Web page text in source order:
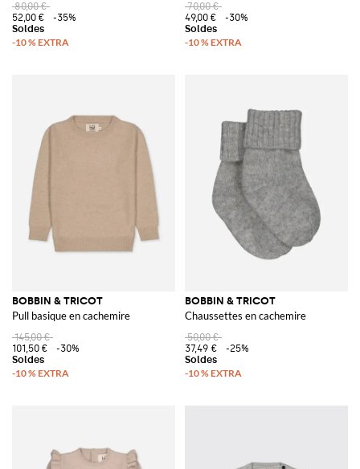
80,00 €
52,00 €
-35%
70,00 €
49,00 €
-30%
BOBBIN & TRICOT
Pull basique en cachemire
145,00 €
101,50 €
-30%
BOBBIN & TRICOT
Chaussettes en cachemire
50,00 €
37,49 €
-25%